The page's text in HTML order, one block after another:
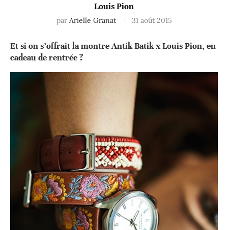
Louis Pion
par Arielle Granat 31 août 2015
Et si on s’offrait la montre Antik Batik x Louis Pion, en
cadeau de rentrée ?